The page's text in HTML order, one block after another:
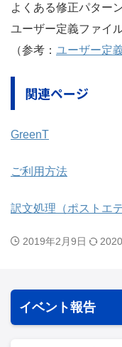
よくある修正パター
ユーザー定義ファイ
（参考： ユーザー定
関連ページ
GreenT
ご利用方法
訳文処理（ポストエ
2019年2月9日
イベント報告